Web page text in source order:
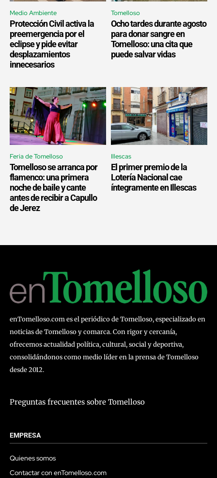
Medio Ambiente
Protección Civil activa la
preemergencia por el
eclipse y pide evitar
desplazamientos
innecesarios
Tomelloso
Ocho tardes durante agosto
para donar sangre en
Tomelloso: una cita que
puede salvar vidas
Feria de Tomelloso
Tomelloso se arranca por
flamenco: una primera
noche de baile y cante
antes de recibir a Capullo
de Jerez
Illescas
El primer premio de la
Lotería Nacional cae
íntegramente en Illescas
enTomelloso.com es el periódico de Tomelloso, especializado en
noticias de Tomelloso y comarca. Con rigor y cercanía,
ofrecemos actualidad política, cultural, social y deportiva,
consolidándonos como medio líder en la prensa de Tomelloso
desde 2012.
Preguntas frecuentes sobre Tomelloso
EMPRESA
Quienes somos
Contactar con enTomelloso.com